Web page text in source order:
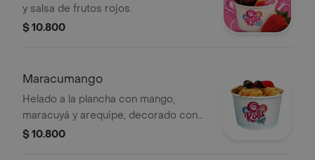
y salsa de frutos rojos.
$ 10.800
Maracumango
Helado a la plancha con mango,
maracuyá y arequipe, decorado con
frutas.
$ 10.800